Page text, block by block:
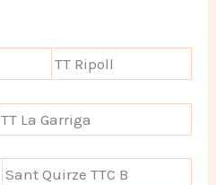
TT Ripoll
TT La Garriga
Sant Quirze TTC B